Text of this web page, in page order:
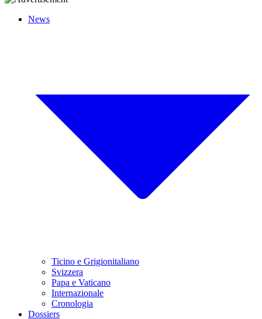
News
Ticino e Grigionitaliano
Svizzera
Papa e Vaticano
Internazionale
Cronologia
Dossiers